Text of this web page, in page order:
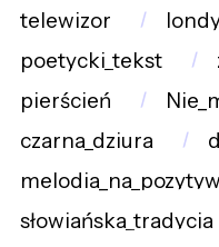
telewizor
poetycki_tekst
pierścień
czarna_dziura
słowiańska_tradycja